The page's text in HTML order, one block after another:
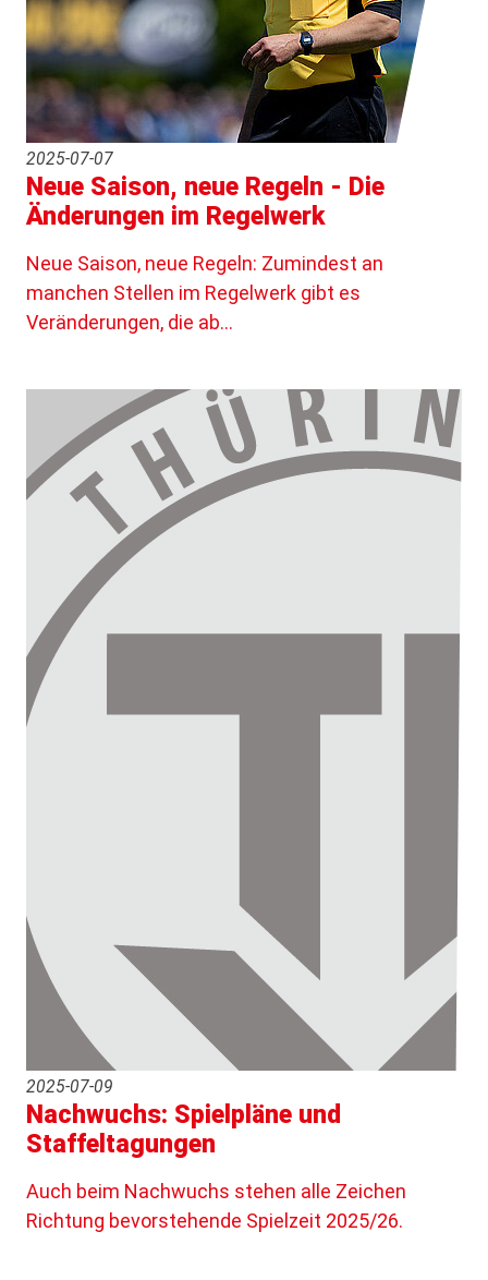
2025-07-07
Neue Saison, neue Regeln - Die
Änderungen im Regelwerk
Neue Saison, neue Regeln: Zumindest an
manchen Stellen im Regelwerk gibt es
Veränderungen, die ab…
2025-07-09
Nachwuchs: Spielpläne und
Staffeltagungen
Auch beim Nachwuchs stehen alle Zeichen
Richtung bevorstehende Spielzeit 2025/26.